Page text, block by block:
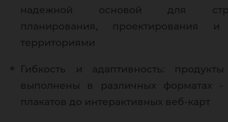
надежной основой для
планирования, проектирования и
территориями
Гибкость и адаптивность:
выполнены в различных форматах -
плакатов до интерактивных веб-карт